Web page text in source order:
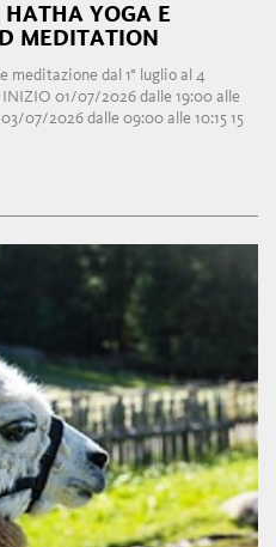
YOGA E
MEDITATION
meditazione dal 1° luglio al 4
01/07/2026 dalle 19:00 alle
07/2026 dalle 09:00 alle 10:15 15